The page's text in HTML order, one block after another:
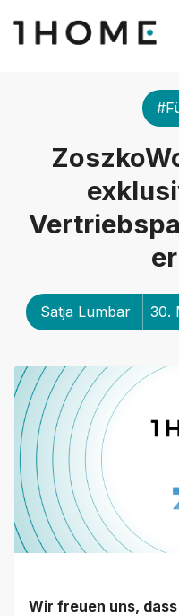
Satja Lumbar 30.
Wir freuen uns,